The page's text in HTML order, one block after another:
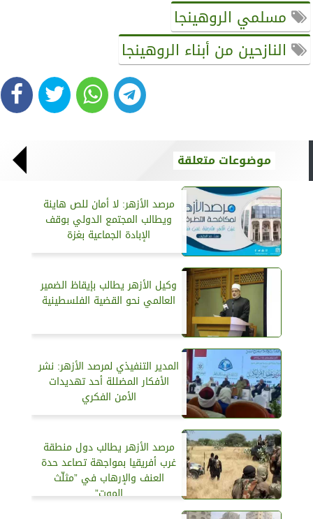
مسلمي الروهينجا
النازحين من أبناء الروهينجا
موضوعات متعلقة
مرصد الأزهر: لا أمان للص هاينة
ويطالب المجتمع الدولي بوقف
الإبادة الجماعية بغزة
وكيل الأزهر يطالب بإيقاظ الضمير
العالمي نحو القضية الفلسطينية
المدير التنفيذي لمرصد الأزهر: نشر
الأفكار المضللة أحد تهديدات
الأمن الفكري
مرصد الأزهر يطالب دول منطقة
غرب أفريقيا بمواجهة تصاعد حدة
العنف والإرهاب في ”مثلّث
الموت”